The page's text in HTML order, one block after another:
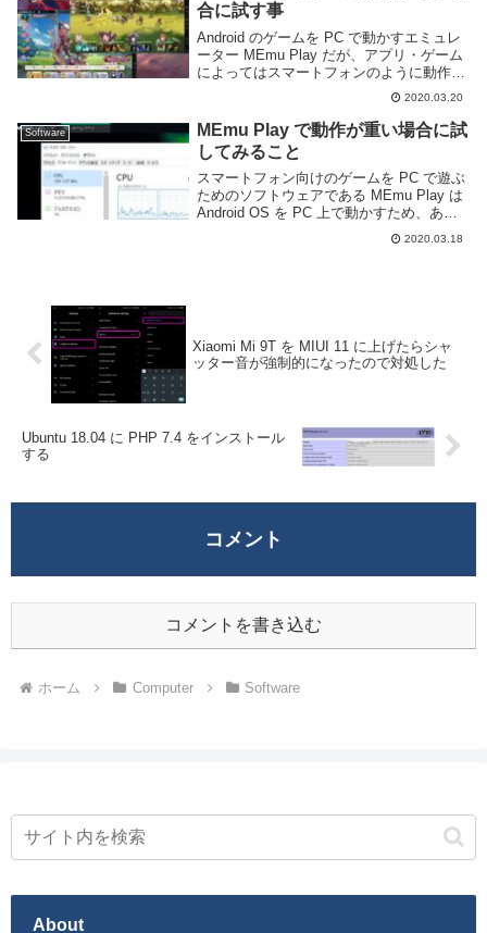
合に試す事
Android のゲームを PC で動かすエミュレ
ーター MEmu Play だが、アプリ・ゲーム
によってはスマートフォンのように動作し
ないことがある。このページでは MEmu
Play でアプリ・ゲームが動かない場合に
試してみる事を列挙し...
2020.03.20
Software
MEmu Play で動作が重い場合に試
してみること
スマートフォン向けのゲームを PC で遊ぶ
ためのソフトウェアである MEmu Play は
Android OS を PC 上で動かすため、ある
程度の性能を要求する。また、その設定や
遊ぶゲームによっては動作が重く感じる場
2020.03.18
Xiaomi Mi 9T を MIUI 11 に上げたらシャ
ッター音が強制的になったので対処した
Ubuntu 18.04 に PHP 7.4 をインストール
する
コメント
コメントを書き込む
ホーム Computer Software
About